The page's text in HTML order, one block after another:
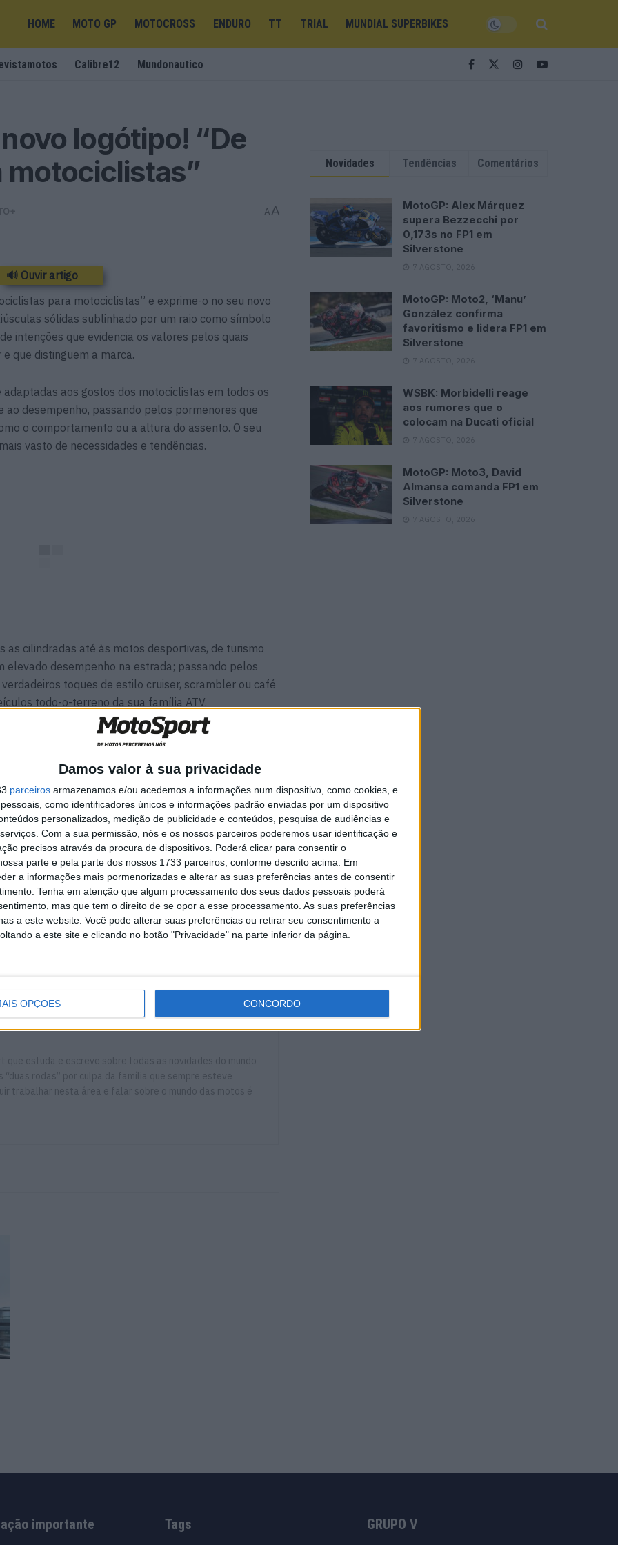
Damos valor à sua privacidade
parceiros armazenamos e/ou acedemos a informações num dispositivo, como cookies, e
como identificadores únicos e informações padrão enviadas por um dispositivo
personalizados, medição de publicidade e conteúdos, pesquisa de audiências e
Com a sua permissão, nós e os nossos parceiros poderemos usar identificação e
precisos através da procura de dispositivos. Poderá clicar para consentir o
parte e pela parte dos nossos 1733 parceiros, conforme descrito acima. Em
a informações mais pormenorizadas e alterar as suas preferências antes de consentir
Tenha em atenção que algum processamento dos seus dados pessoais poderá
mas que tem o direito de se opor a esse processamento. As suas preferências
a este website. Você pode alterar suas preferências ou retirar seu consentimento a
a este site e clicando no botão "Privacidade" na parte inferior da página.
OPÇÕES CONCORDO
HOME MOTO GP MOTOCROSS ENDURO TT TRIAL MUNDIAL SUPERBIKES
Calibre12 Mundonautico
logótipo! “De
motociclistas”
AA
🔊 Ouvir artigo
para motociclistas” e exprime-o no seu novo
sólidas sublinhado por um raio como símbolo
intenções que evidencia os valores pelos quais
que distinguem a marca.
aos gostos dos motociclistas em todos os
ao desempenho, passando pelos pormenores que
o comportamento ou a altura do assento. O seu
vasto de necessidades e tendências.
as cilindradas até às motos desportivas, de turismo
elevado desempenho na estrada; passando pelos
toques de estilo cruiser, scrambler ou café
todo-o-terreno da sua família ATV.
de serviço e de satisfação que a MITT adquire
transmitida pela sua nova imagem e pelo
3 milhões de motos vendidas
na Europa em 2024!
27 FEVEREIRO, 2025
estuda e escreve sobre todas as novidades do mundo
“duas rodas” por culpa da família que sempre esteve
trabalhar nesta área e falar sobre o mundo das motos é
V4
Novidades Tendências Comentários
MotoGP: Alex Márquez
supera Bezzecchi por
0,173s no FP1 em
Silverstone
7 AGOSTO, 2026
MotoGP: Moto2, ‘Manu’
González confirma
favoritismo e lidera FP1 em
Silverstone
7 AGOSTO, 2026
WSBK: Morbidelli reage
aos rumores que o
colocam na Ducati oficial
7 AGOSTO, 2026
MotoGP: Moto3, David
Almansa comanda FP1 em
Silverstone
7 AGOSTO, 2026
importante Tags GRUPO V